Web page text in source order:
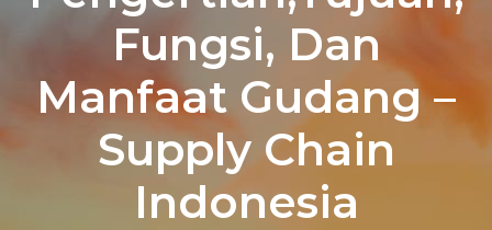
Fungsi, Dan
Manfaat Gudang –
Supply Chain
Indonesia